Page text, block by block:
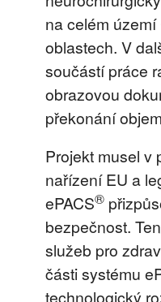
na celém
oblastech. V
součástí práce
obrazovou
překonání
Projekt musel v
nařízení EU a
ePACS®
bezpečnost.
služeb pro
části systému
technologický